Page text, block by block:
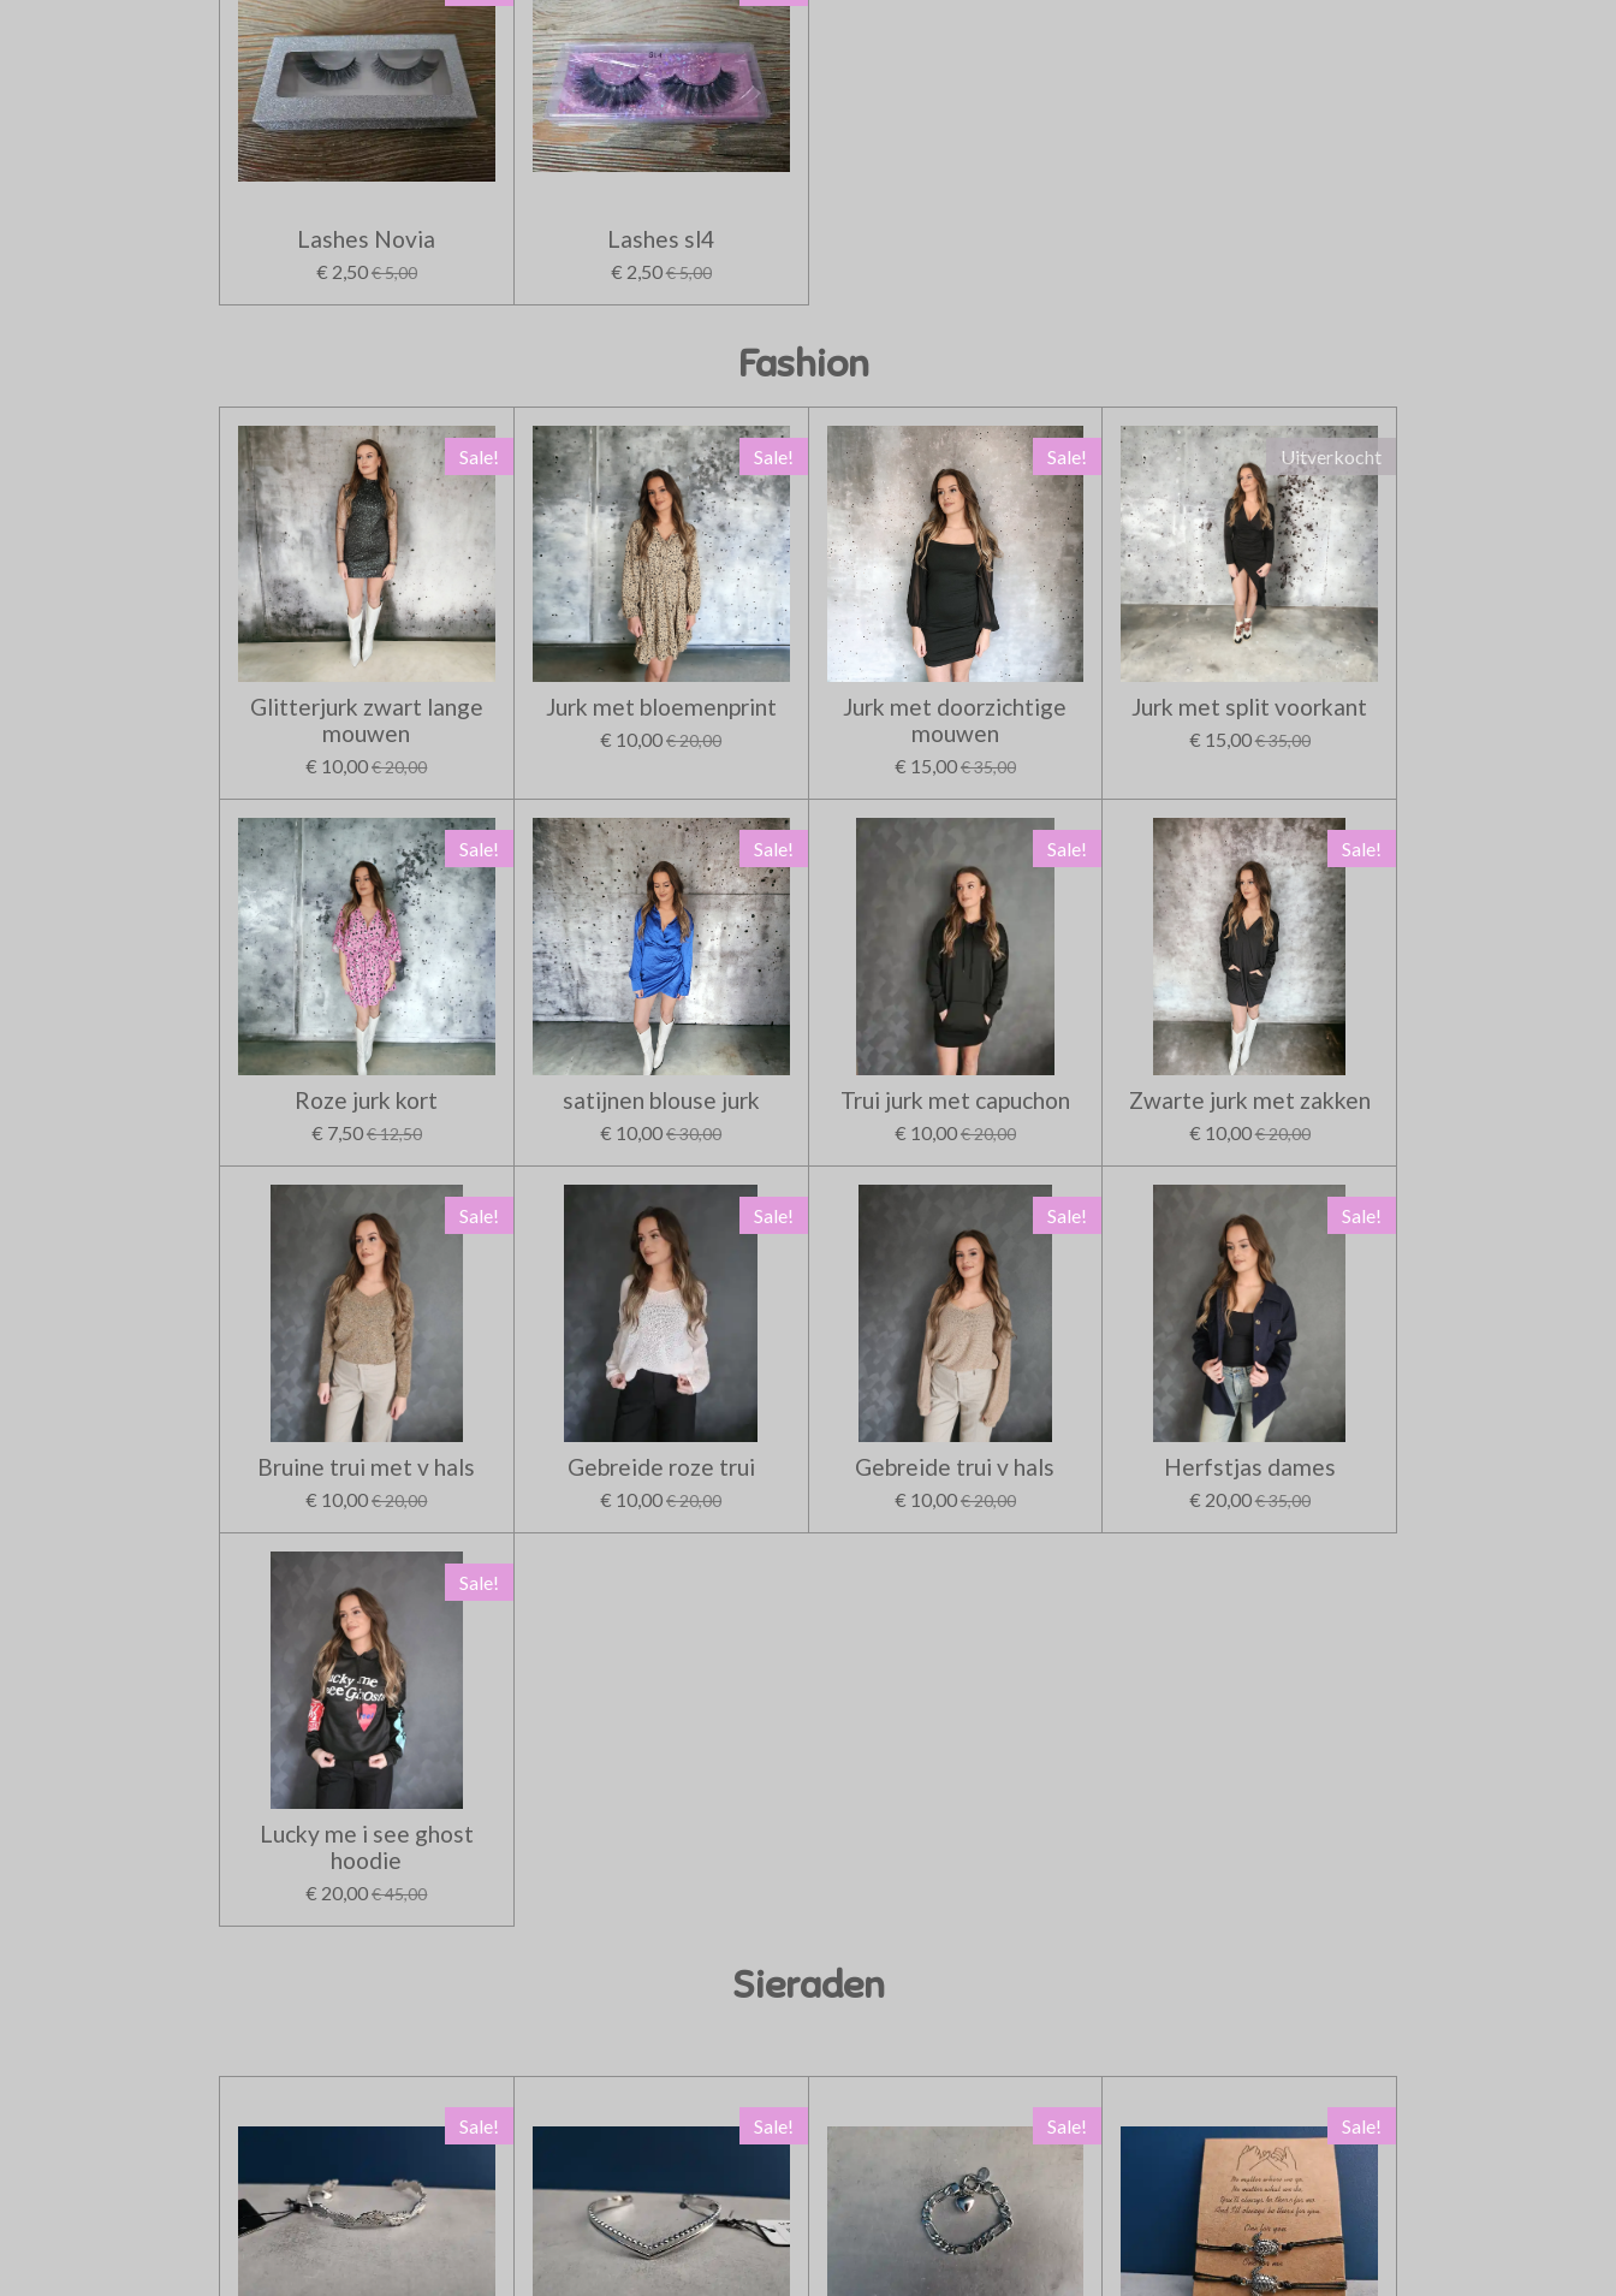
Lashes Novia
€ 2,50€ 5,00
Lashes sl4
€ 2,50€ 5,00
Fashion
Sale!
Glitterjurk zwart lange
mouwen
€ 10,00€ 20,00
Sale!
Jurk met bloemenprint
€ 10,00€ 20,00
Sale!
Jurk met doorzichtige
mouwen
€ 15,00€ 35,00
Uitverkocht
Jurk met split voorkant
€ 15,00€ 35,00
Sale!
Roze jurk kort
€ 7,50€ 12,50
Sale!
satijnen blouse jurk
€ 10,00€ 30,00
Sale!
Trui jurk met capuchon
€ 10,00€ 20,00
Sale!
Zwarte jurk met zakken
€ 10,00€ 20,00
Sale!
Bruine trui met v hals
€ 10,00€ 20,00
Sale!
Gebreide roze trui
€ 10,00€ 20,00
Sale!
Gebreide trui v hals
€ 10,00€ 20,00
Sale!
Herfstjas dames
€ 20,00€ 35,00
Sale!
Lucky me i see ghost
hoodie
€ 20,00€ 45,00
Sieraden
Sale! Sale! Sale! Sale!